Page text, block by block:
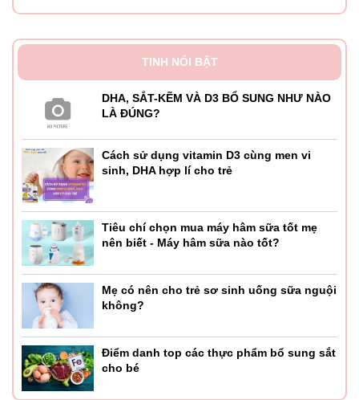
TINH NỔI BẬT
DHA, SẮT-KẼM VÀ D3 BỔ SUNG NHƯ NÀO
LÀ ĐÚNG?
Cách sử dụng vitamin D3 cùng men vi
sinh, DHA hợp lí cho trẻ
Tiêu chí chọn mua máy hâm sữa tốt mẹ
nên biết - Máy hâm sữa nào tốt?
Mẹ có nên cho trẻ sơ sinh uống sữa nguội
không?
Điểm danh top các thực phẩm bổ sung sắt
cho bé